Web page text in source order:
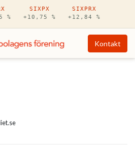
%
SIXPX
+10,75 %
SIXPRX
+12,84 %
Kontakt